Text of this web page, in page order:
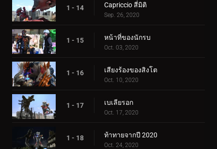
1 - 14 Capriccio สี่มิติ
Sep. 26, 2020
1 - 15 หน้าที่ของนักรบ
Oct. 03, 2020
1 - 16 เสียงร้องของสิงโต
Oct. 10, 2020
1 - 17 เบเลียรอก
Oct. 17, 2020
1 - 18 ท้าทายจากปี 2020
Oct. 24, 2020